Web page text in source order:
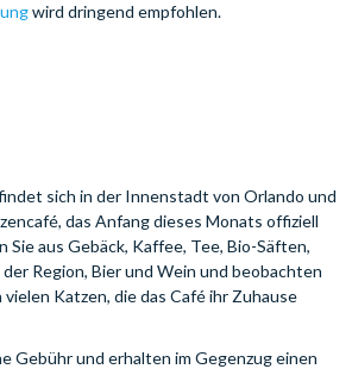
wird dringend empfohlen.
sich in der Innenstadt von Orlando und
das Anfang dieses Monats offiziell
aus Gebäck, Kaffee, Tee, Bio-Säften,
der Region, Bier und Wein und beobachten
Katzen, die das Café ihr Zuhause
Gebühr und erhalten im Gegenzug einen